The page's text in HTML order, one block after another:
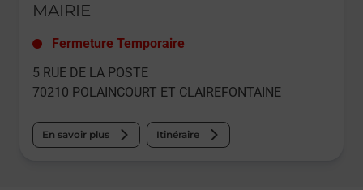
MAIRIE
Fermeture Temporaire
5 RUE DE LA POSTE
70210 POLAINCOURT ET CLAIREFONTAINE
En savoir plus Itinéraire